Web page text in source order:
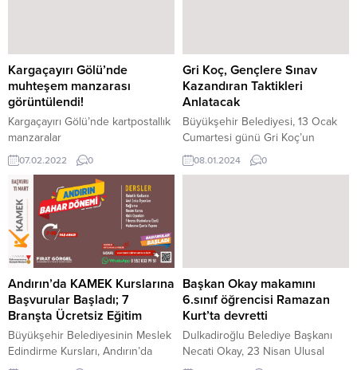
Kargaçayırı Gölü’nde
muhteşem manzarası
görüntülendi!
Kargaçayırı Gölü’nde kartpostallık
manzaralar
oluştu.Kahramanmaraş’ın Andırın
ilçesine 20 kilometre uzaklıkta
bulunan Kargaçayırı Gölü’ne
ulaşan doğa tutkunları, eşsiz
manzaralarla karşılaştı.Doyumsuz
bir manzara ile karşılaştıklarını dile
getiren doğa tutkunları, “Kışın
burası tamamen kar altında
kalıyor. Kargaçayırı gölü kar
yağışının ardından kış manzaraları
oluştu. Burası her mevsim ayrı bir
güzelliğe sahip” dediler.
07.02.2022 0
Gri Koç, Gençlere Sınav
Kazandıran Taktikleri
Anlatacak
Büyükşehir Belediyesi, 13 Ocak
Cumartesi günü Gri Koç’un
katılımıyla ‘Sınav Kazandıran
Taktikler’ konulu eğitim semineri
öncülüğünde konferanstan tiyatro
gösterisine, Kütüphane
Söyleşileri’nden okur – yazar
buluşmalarına onlarca etkinliği
gençlerle buluşturan
Kahramanmaraş Büyükşehir
Belediyesi, özellikle...
08.01.2024 0
Andırın’da KAMEK Kurslarına
Başvurular Başladı; 7
Branşta Ücretsiz Eğitim
Büyükşehir Belediyesinin Meslek
Edindirme Kursları, Andırın’da
Başkan Okay makamını
6.sınıf öğrencisi Ramazan
Kurt’ta devretti
Dulkadiroğlu Belediye Başkanı
Necati Okay, 23 Nisan Ulusal